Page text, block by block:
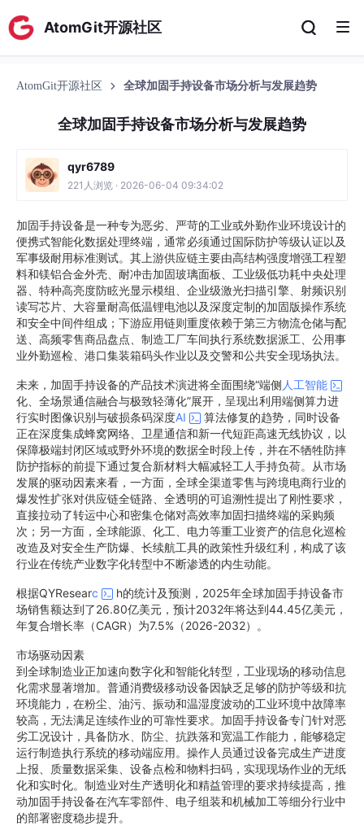
AtomGit开源社区
AtomGit开源社区 全球加固手持设备市场分析与发展趋势
全球加固手持设备市场分析与发展趋势
qyr6789
221人浏览 · 2026-06-04 09:34:02
加固手持设备是一种专为恶劣、严苛的工业或外勤作业环境设计的
便携式智能化数据处理终端，通常必须通过国际防护等级认证以及
军事级耐用标准测试。其上游供应链主要由高结构强度增强工程塑
料和镁铝合金外壳、耐冲击加固玻璃面板、工业级低功耗中央处理
器、特种高亮度防眩光显示模组、企业级激光扫描引擎、射频识别
读写芯片、大容量耐高低温锂电池以及深度定制的加固版操作系统
和安全中间件组成；下游应用链则重度依赖于第三方物流仓储与配
送、高频零售商品盘点、制造工厂车间执行系统数据派工、公用事
业外勤巡检、港口集装箱码头作业以及交警和公共安全现场执法。
未来，加固手持设备的产品技术演进将全面围绕“端侧 人工智能
化、全场景通信融合与极致轻薄化”展开，呈现出利用端侧算力进
行实时图像识别与破损条码深度AI
算法修复的趋势，同时设备
正在深度集成蜂窝网络、卫星通信和新一代短距高速无线协议，以
保障极端封闭区域或野外环境的数据全时段上传，并在不牺牲防摔
防护指标的前提下通过复合新材料大幅减轻工人手持负荷。从市场
发展的驱动因素来看，一方面，全球全渠道零售与跨境电商行业的
爆发性扩张对供应链全链路、全透明的可追溯性提出了刚性要求，
直接拉动了转运中心和密集仓储对高效率加固扫描终端的采购频
次；另一方面，全球能源、化工、电力等重工业资产的信息化巡检
改造及对安全生产防爆、长续航工具的政策性升级红利，构成了该
行业在传统产业数字化转型中不断渗透的内生动能。
根据QYResearc
h的统计及预测，2025年全球加固手持设备市
场销售额达到了26.80亿美元，预计2032年将达到44.45亿美元，
年复合增长率（CAGR）为7.5%（2026-2032）。
市场驱动因素
到全球制造业正加速向数字化和智能化转型，工业现场的移动信息
化需求显著增加。普通消费级移动设备因缺乏足够的防护等级和抗
环境能力，在粉尘、油污、振动和温湿度波动的工业环境中故障率
较高，无法满足连续作业的可靠性要求。加固手持设备专门针对恶
劣工况设计，具备防水、防尘、抗跌落和宽温工作能力，能够稳定
运行制造执行系统的移动端应用。操作人员通过设备完成生产进度
上报、质量数据采集、设备点检和物料扫码，实现现场作业的无纸
化和实时化。制造业对生产透明化和精益管理的要求持续提高，推
动加固手持设备在汽车零部件、电子组装和机械加工等细分行业中
的部署密度稳步提升。